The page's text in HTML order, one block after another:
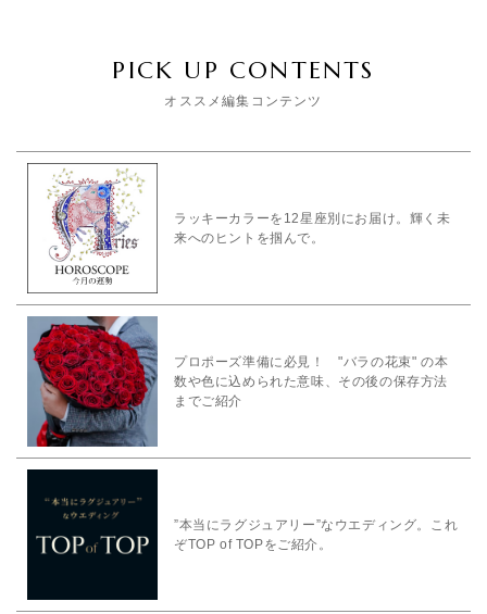
PICK UP CONTENTS
オススメ編集コンテンツ
ラッキーカラーを12星座別にお届け。輝く未
来へのヒントを掴んで。
プロポーズ準備に必見！ "バラの花束" の本
数や色に込められた意味、その後の保存方法
までご紹介
”本当にラグジュアリー”なウエディング。これ
ぞTOP of TOPをご紹介。